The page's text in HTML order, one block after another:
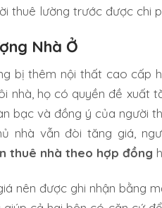
thuê lường trước được chi
Nhà Ở
bị thêm nội thất cao cấp
họ có quyền đề xuất
bạc và đồng ý của người
nhà vẫn đòi tăng giá,
thuê nhà theo hợp đồng
nên được ghi nhận bằng